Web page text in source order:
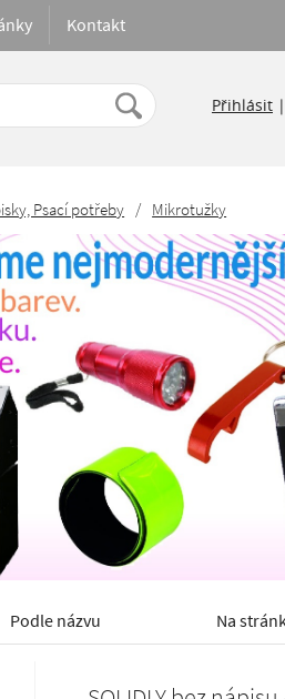
Přihlásit
Kontakt
Psací potřeby / Mikrotužky
Podle názvu Na
SOLIDLY bez nápisu
mikrotužka plast